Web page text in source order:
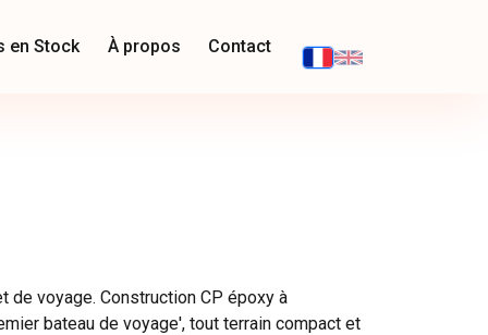
en Stock À propos Contact
de voyage. Construction CP époxy à
bateau de voyage', tout terrain compact et